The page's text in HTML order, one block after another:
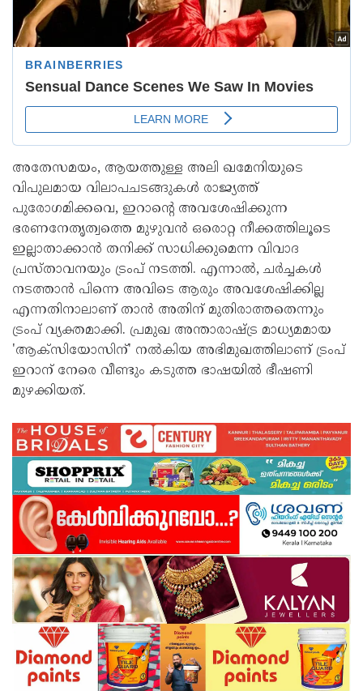
അതേസമയം, ആയത്തുള്ള അലി ഖമേനിയുടെ
വിപുലമായ വിലാപചടങ്ങുകള്‍ രാജ്യത്ത്
പുരോഗമിക്കവെ, ഇറാന്റെ അവശേഷിക്കുന്ന
ഭരണനേതൃത്വത്തെ മുഴുവന്‍ ഒരൊറ്റ നീക്കത്തിലൂടെ
ഇല്ലാതാക്കാന്‍ തനിക്ക് സാധിക്കുമെന്ന വിവാദ
പ്രസ്താവനയും ട്രംപ് നടത്തി. എന്നാല്‍, ചര്‍ച്ചകള്‍
നടത്താന്‍ പിന്നെ അവിടെ ആരും അവശേഷിക്കില്ല
എന്നതിനാലാണ് താന്‍ അതിന് മുതിരാത്തതെന്നും
ട്രംപ് വ്യക്തമാക്കി. പ്രമുഖ അന്താരാഷ്ട്ര മാധ്യമമായ
'ആക്‌സിയോസിന്' നല്‍കിയ അഭിമുഖത്തിലാണ് ട്രംപ്
ഇറാന് നേരെ വീണ്ടും കടുത്ത ഭാഷയില്‍ ഭീഷണി
മുഴക്കിയത്.